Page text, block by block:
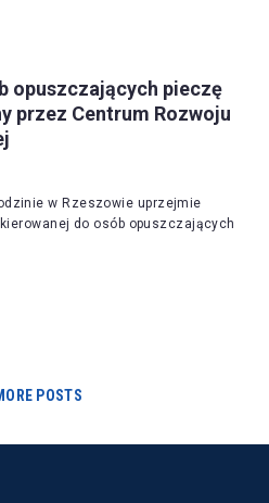
opuszczających pieczę
przez Centrum Rozwoju
w Rzeszowie uprzejmie
do osób opuszczających
POSTS